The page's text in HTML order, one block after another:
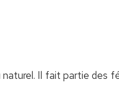
naturel. Il fait partie des